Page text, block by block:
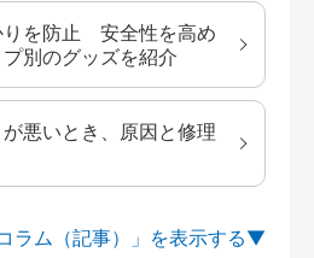
りを防止 安全性を高め
別のグッズを紹介
悪いとき、原因と修理
ラム（記事）」を